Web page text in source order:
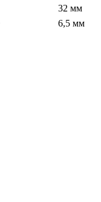
32 мм
6,5 мм